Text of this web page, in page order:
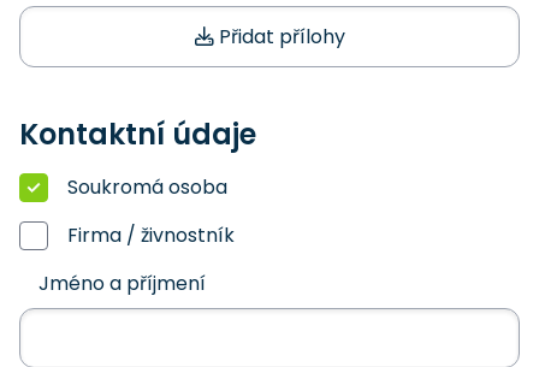
Přidat přílohy
Kontaktní údaje
Soukromá osoba
Firma / živnostník
Jméno a příjmení